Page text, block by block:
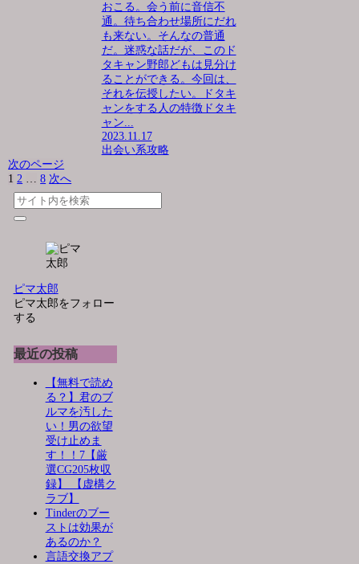
おこる。会う前に音信不
通。待ち合わせ場所にだれ
も来ない。そんなの普通
だ。迷惑な話だが、このド
タキャン野郎どもは見分け
ることができる。今回は、
それを伝授したい。ドタキ
ャンをする人の特徴ドタキ
ャン...
2023.11.17
出会い系攻略
次のページ
1 2 … 8 次へ
ピマ太郎
ピマ太郎をフォロー
する
最近の投稿
【無料で読め
る？】君のブ
ルマを汚した
い！男の欲望
受け止めま
す！！7【厳
選CG205枚収
録】 【虚構ク
ラブ】
Tinderのブー
ストは効果が
あるのか？
言語交換アプ